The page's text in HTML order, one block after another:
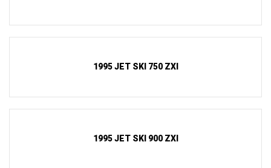
1995 JET SKI 750 ZXI
1995 JET SKI 900 ZXI